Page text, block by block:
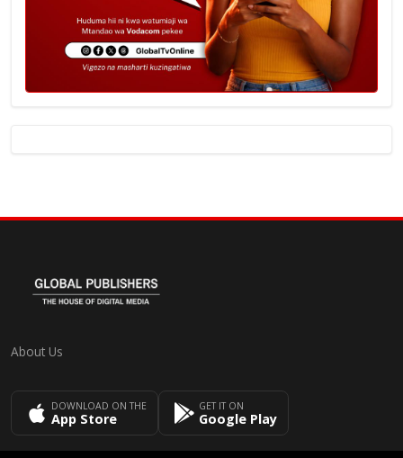
About Us
DOWNLOAD ON THE
App Store
GET IT ON
Google Play